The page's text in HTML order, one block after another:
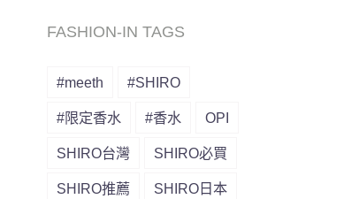
FASHION-IN TAGS
#meeth #SHIRO
#限定香水 #香水 OPI
SHIRO台灣 SHIRO必買
SHIRO推薦 SHIRO日本